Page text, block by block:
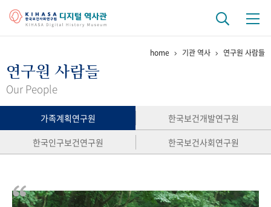
걸어온 길 기관 변천사
연구 역사
정책과 연구 키워드로 보는 연구 역사
연구자들
간행물 변천사
기록물 아카이브
home 기관 역사 연구원 사람들
연구원 사람들
Our People
가족계획연구원
한국보건개발연구원
한국인구보건연구원
한국보건사회연구원